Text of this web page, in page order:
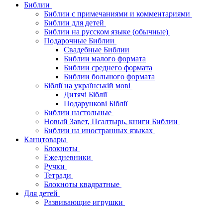
Библии
Библии с примечаниями и комментариями
Библии для детей
Библии на русском языке (обычные)
Подарочные Библии
Свадебные Библии
Библии малого формата
Библии среднего формата
Библии большого формата
Біблії на українській мові
Дитячі Біблії
Подарункові Біблії
Библии настольные
Новый Завет, Псалтырь, книги Библии
Библии на иностранных языках
Канцтовары
Блокноты
Ежедневники
Ручки
Тетради
Блокноты квадратные
Для детей
Развивающие игрушки